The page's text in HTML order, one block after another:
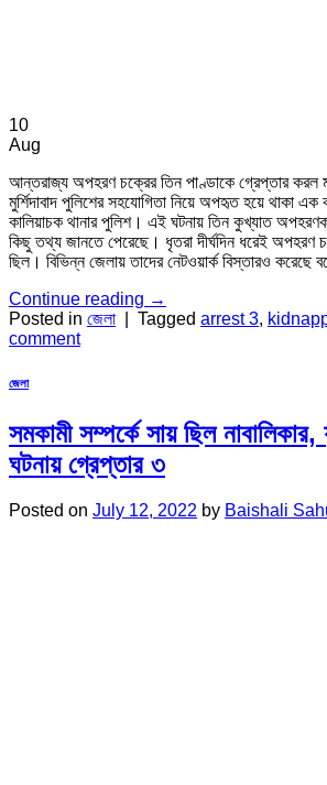
10
Aug
আন্তরাজ্য অপহরণ চক্রের তিন পাণ্ডাকে গ্রেপ্তার করল
মুর্শিদাবাদ পুলিশের সহযোগিতা নিয়ে অপহৃত হয়ে থাকা এক
কালিয়াচক থানার পুলিশ। এই ঘটনায় তিন কুখ্যাত
কিছু তথ্য জানতে পেরেছে। ধৃতরা দীর্ঘদিন ধরেই অপহরণ
ছিল। বিভিন্ন জেলায় তাদের নেটওয়ার্ক বিস্তারও
Continue reading →
Posted in জেলা Tagged arrest 3,
comment
জেলা
সমকামী সম্পর্কে সায় ছিল নাবালিকার,
ঘটনায় গ্রেপ্তার ৩
Posted on July 12, 2022 by Baishali